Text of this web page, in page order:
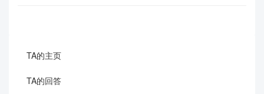
TA的主页
TA的回答